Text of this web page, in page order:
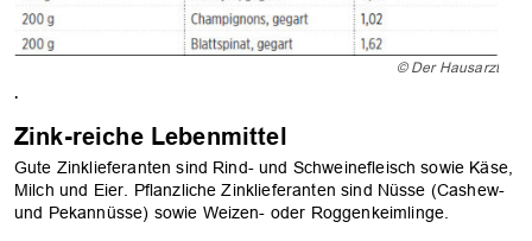
© Der Hausarzt
.
Zink-reiche Lebenmittel
Gute Zinklieferanten sind Rind- und Schweinefleisch sowie Käse,
Milch und Eier. Pflanzliche Zinklieferanten sind Nüsse (Cashew-
und Pekannüsse) sowie Weizen- oder Roggenkeimlinge.